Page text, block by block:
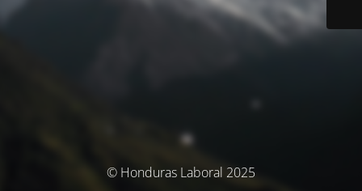
© Honduras Laboral 2025